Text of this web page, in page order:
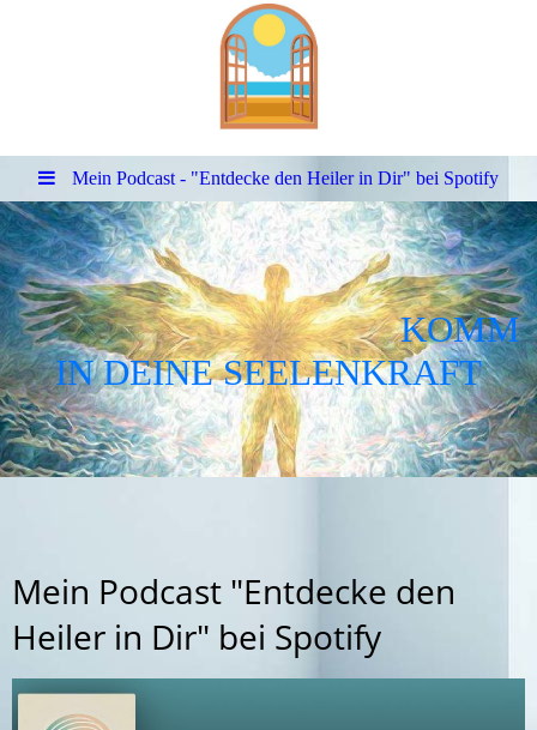
Mein Podcast - "Entdecke den Heiler in Dir" bei Spotify
KOMM
IN DEINE SEELENKRAFT
Mein Podcast "Entdecke den
Heiler in Dir" bei Spotify